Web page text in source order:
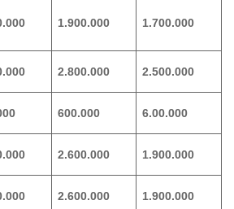
1.900.000 1.700.000
2.800.000 2.500.000
600.000 6.00.000
2.600.000 1.900.000
2.600.000 1.900.000